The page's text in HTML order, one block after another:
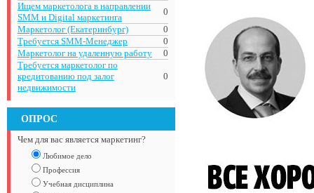
Ищем маркетолога в направлении
SMM и Digital маркетинга
0
Маркетолог (Екатеринбург)
0
Требуется SMM-Менеджер
0
Маркетолог на удаленную работу
0
Требуется маркетолог по
кредитованию под залог
недвижимости
0
ОПРОС
Чем для вас является маркетинг?
Любимое дело
Профессия
Учебная дисциплина